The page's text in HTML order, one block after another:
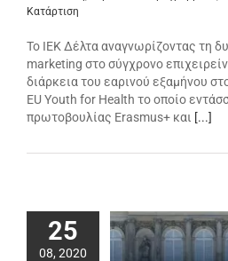
Κατάρτιση
To IEK Δέλτα αναγνωρίζοντας τη
marketing στο σύγχρονο
διάρκεια του εαρινού εξαμήνου
EU Youth for Health το οποίο
πρωτοβουλίας Erasmus+ και [...]
25
08, 2020